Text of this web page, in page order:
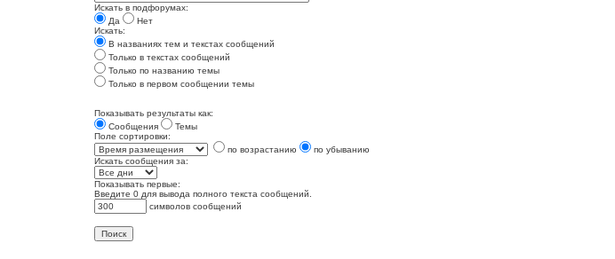
Искать в подфорумах:
Да
Нет
Искать:
В названиях тем и текстах сообщений
Только в текстах сообщений
Только по названию темы
Только в первом сообщении темы
Показывать результаты как:
Сообщения
Темы
Поле сортировки:
по возрастанию
по убыванию
Искать сообщения за:
Показывать первые:
Введите 0 для вывода полного текста сообщений.
символов сообщений